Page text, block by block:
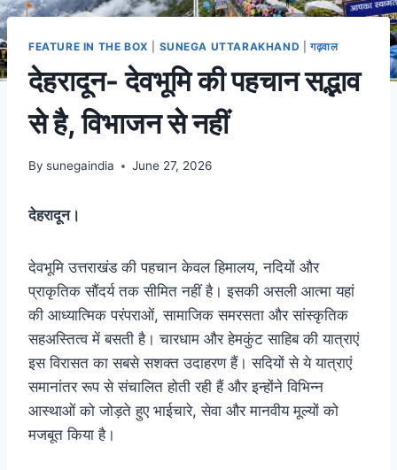
FEATURE IN THE BOX SUNEGA UTTARAKHAND |गढ़वाल
देहरादून- देवभूमि की पहचान सद्भाव
से है, विभाजन से नहीं
By sunegaindia June 27, 2026
देहरादून।
देवभूमि उत्तराखंड की पहचान केवल हिमालय, नदियों और
प्राकृतिक सौंदर्य तक सीमित नहीं है। इसकी असली आत्मा यहां
की आध्यात्मिक परंपराओं, सामाजिक समरसता और सांस्कृतिक
सहअस्तित्व में बसती है। चारधाम और हेमकुंट साहिब की यात्राएं
इस विरासत का सबसे सशक्त उदाहरण हैं। सदियों से ये यात्राएं
समानांतर रूप से संचालित होती रही हैं और इन्होंने विभिन्न
आस्थाओं को जोड़ते हुए भाईचारे, सेवा और मानवीय मूल्यों को
मजबूत किया है।